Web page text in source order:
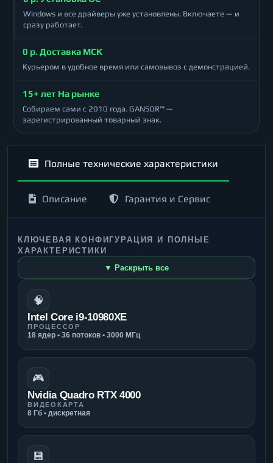
Windows и все драйверы уже установлены. Включаете — и
сразу работает.
0 р. Доставка МСК
Курьером в удобное время или самовывоз с демонстрацией.
15+ лет На рынке
Собираем сами с 2010 года. GANSOR™ —
зарегистрированный товарный знак.
Полные технические характеристики
Описание Гарантия и Сервис
КЛЮЧЕВАЯ КОНФИГУРАЦИЯ И ПОЛНЫЕ
ХАРАКТЕРИСТИКИ
▼ Раскрыть все
🧠
Intel Core i9-10980XE
ПРОЦЕССОР
18 ядер • 36 потоков • 3000 МГц
🎮
Nvidia Quadro RTX 4000
ВИДЕОКАРТА
8 Гб • дискретная
💾